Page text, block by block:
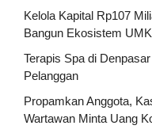
Kelola Kapital Rp107
Bangun Ekosistem
Terapis Spa di
Pelanggan
Propamkan Anggota,
Wartawan Minta Uang